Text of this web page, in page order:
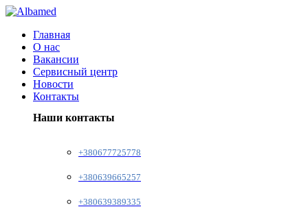
Главная
О нас
Вакансии
Сервисный центр
Новости
Контакты
Наши контакты
+380677725778
+380639665257
+380639389335